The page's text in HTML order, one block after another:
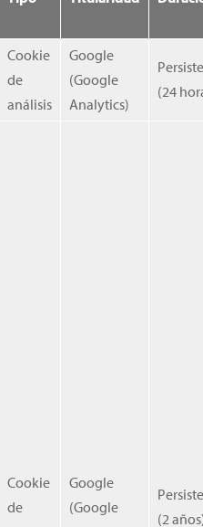
Cookie
de
análisis
Google
(Google
Analytics)
(24
Cookie
de
Google
(Google
(2